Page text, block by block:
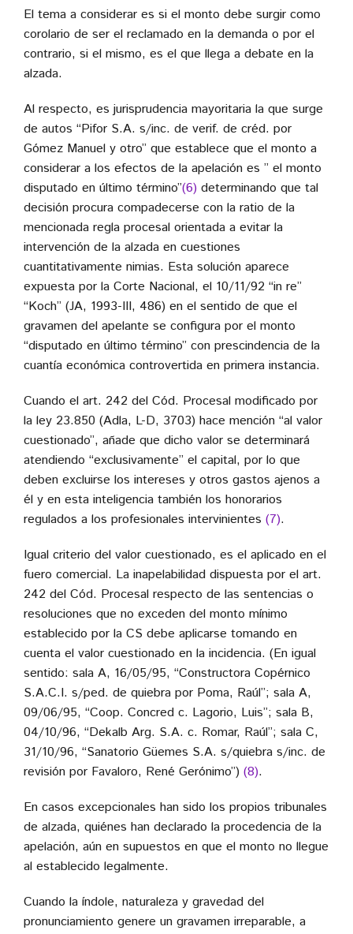
El tema a considerar es si el monto debe surgir como
corolario de ser el reclamado en la demanda o por el
contrario, si el mismo, es el que llega a debate en la
alzada.
Al respecto, es jurisprudencia mayoritaria la que surge
de autos “Pifor S.A. s/inc. de verif. de créd. por
Gómez Manuel y otro” que establece que el monto a
considerar a los efectos de la apelación es ” el monto
disputado en último término”(6) determinando que tal
decisión procura compadecerse con la ratio de la
mencionada regla procesal orientada a evitar la
intervención de la alzada en cuestiones
cuantitativamente nimias. Esta solución aparece
expuesta por la Corte Nacional, el 10/11/92 “in re”
“Koch” (JA, 1993-III, 486) en el sentido de que el
gravamen del apelante se configura por el monto
“disputado en último término” con prescindencia de la
cuantía económica controvertida en primera instancia.
Cuando el art. 242 del Cód. Procesal modificado por
la ley 23.850 (Adla, L-D, 3703) hace mención “al valor
cuestionado”, añade que dicho valor se determinará
atendiendo “exclusivamente” el capital, por lo que
deben excluirse los intereses y otros gastos ajenos a
él y en esta inteligencia también los honorarios
regulados a los profesionales intervinientes (7).
Igual criterio del valor cuestionado, es el aplicado en el
fuero comercial. La inapelabilidad dispuesta por el art.
242 del Cód. Procesal respecto de las sentencias o
resoluciones que no exceden del monto mínimo
establecido por la CS debe aplicarse tomando en
cuenta el valor cuestionado en la incidencia. (En igual
sentido: sala A, 16/05/95, “Constructora Copérnico
S.A.C.I. s/ped. de quiebra por Poma, Raúl”; sala A,
09/06/95, “Coop. Concred c. Lagorio, Luis”; sala B,
04/10/96, “Dekalb Arg. S.A. c. Romar, Raúl”; sala C,
31/10/96, “Sanatorio Güemes S.A. s/quiebra s/inc. de
revisión por Favaloro, René Gerónimo”) (8).
En casos excepcionales han sido los propios tribunales
de alzada, quiénes han declarado la procedencia de la
apelación, aún en supuestos en que el monto no llegue
al establecido legalmente.
Cuando la índole, naturaleza y gravedad del
pronunciamiento genere un gravamen irreparable, a